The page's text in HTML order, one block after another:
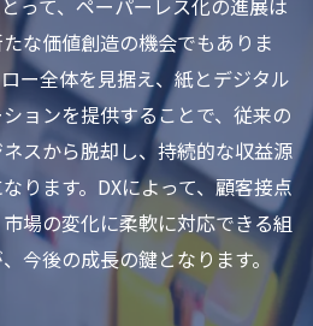
って、ペーパーレス化の進展は
な価値創造の機会でもありま
ー全体を見据え、紙とデジタル
ョンを提供することで、従来の
スから脱却し、持続的な収益源
ります。DXによって、顧客接点
場の変化に柔軟に対応できる組
今後の成長の鍵となります。